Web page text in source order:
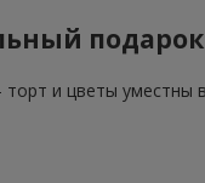
и цветы